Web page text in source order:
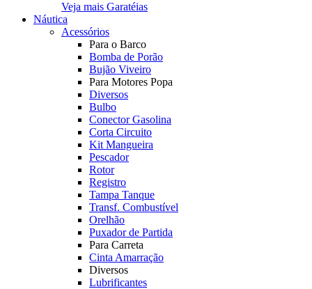
Veja mais Garatéias
Náutica
Acessórios
Para o Barco
Bomba de Porão
Bujão Viveiro
Para Motores Popa
Diversos
Bulbo
Conector Gasolina
Corta Circuito
Kit Mangueira
Pescador
Rotor
Registro
Tampa Tanque
Transf. Combustível
Orelhão
Puxador de Partida
Para Carreta
Cinta Amarração
Diversos
Lubrificantes